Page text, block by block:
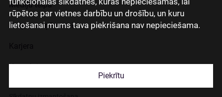
rūpētos par vietnes darbību un drošību, un kuru
lietošanai mums tava piekrišana nav nepieciešama.
Piekrītu
Mediju telpa
Grupas uzņēmumi
Kontakti